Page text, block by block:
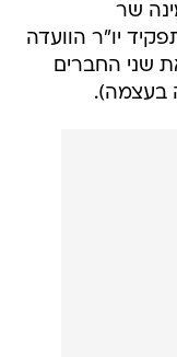
2023 מינה שר
יו"ר הוועדה
שני החברים
בעצמה).